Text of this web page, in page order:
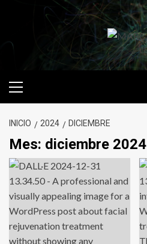
primario
INICIO 2024 DICIEMBRE
Mes: diciembre 2024